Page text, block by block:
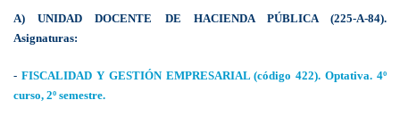
A) UNIDAD DOCENTE DE HACIENDA PÚBLICA (225-A-84).
Asignaturas:
- FISCALIDAD Y GESTIÓN EMPRESARIAL (código 422). Optativa. 4º
curso, 2º semestre.